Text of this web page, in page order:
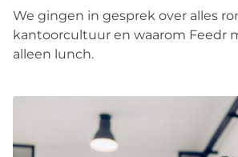
We gingen in gesprek over alles
kantoorcultuur en waarom Feedr
alleen lunch.